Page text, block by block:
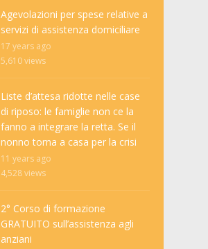
Agevolazioni per spese relative a
servizi di assistenza domiciliare
17 years ago
5,610views
Liste d’attesa ridotte nelle case
di riposo: le famiglie non ce la
fanno a integrare la retta. Se il
nonno torna a casa per la crisi
11 years ago
4,528views
2° Corso di formazione
GRATUITO sull’assistenza agli
anziani